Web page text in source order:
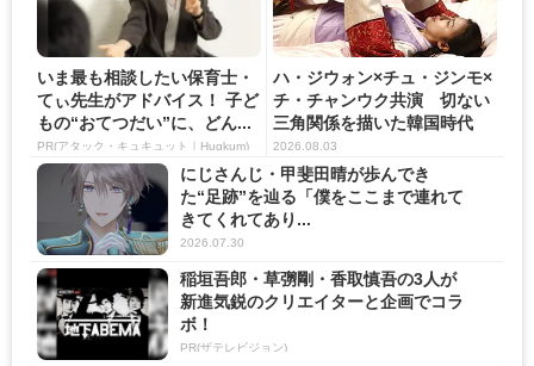
いま最も相談したい保育士・
てぃ先生がアドバイス！ 子ど
もの“おてつだい”に、どん...
PR(アタック・キュキュット｜Hugkum)
ハ・ジウォン×チュ・ジンモ×
チ・チャンウク共演 切ない
三角関係を描いた韓国時代
劇...
2026.08.03
にじさんじ・甲斐田晴が歩んでき
た“足跡”を辿る「僕をここまで連れて
きてくれてあり...
2026.07.30
稲垣吾郎・草彅剛・香取慎吾の3人が
新進気鋭のクリエイターと企画でコラ
ボ！
PR(ザテレビジョン)